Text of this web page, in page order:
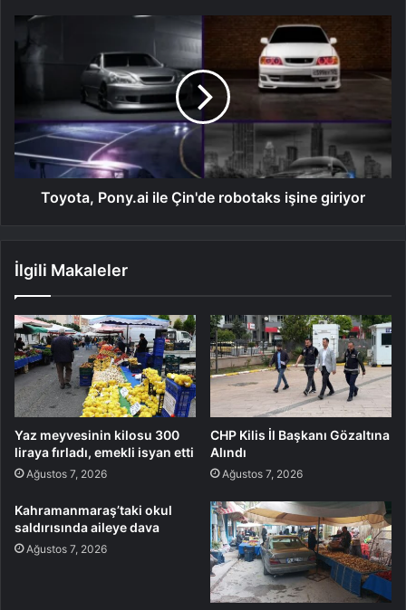
Toyota, Pony.ai ile Çin'de robotaks işine giriyor
İlgili Makaleler
Yaz meyvesinin kilosu 300
liraya fırladı, emekli isyan etti
Ağustos 7, 2026
CHP Kilis İl Başkanı Gözaltına
Alındı
Ağustos 7, 2026
Kahramanmaraş’taki okul
saldırısında aileye dava
Ağustos 7, 2026